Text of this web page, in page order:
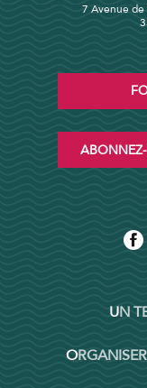
7 Avenue de
UN